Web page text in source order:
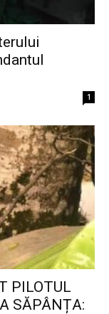
1
PILOTUL
SĂPÂNȚA: